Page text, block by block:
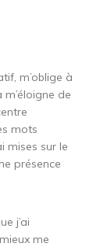
m’oblige à
de
mots
mises sur le
présence
j’ai
me